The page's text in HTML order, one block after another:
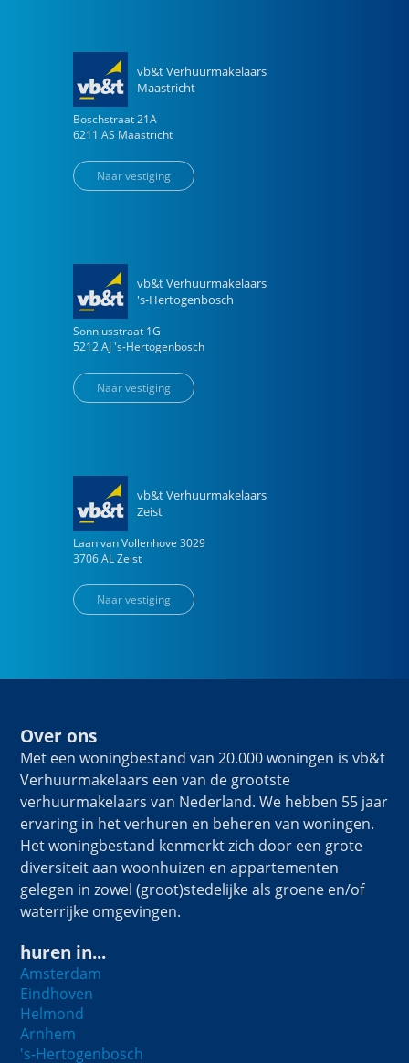
vb&t Verhuurmakelaars
Maastricht
Boschstraat 21A
6211 AS Maastricht
Naar vestiging
vb&t Verhuurmakelaars
's-Hertogenbosch
Sonniusstraat 1G
5212 AJ 's-Hertogenbosch
Naar vestiging
vb&t Verhuurmakelaars
Zeist
Laan van Vollenhove 3029
3706 AL Zeist
Naar vestiging
Over ons
Met een woningbestand van 20.000 woningen is vb&t
Verhuurmakelaars een van de grootste
verhuurmakelaars van Nederland. We hebben 55 jaar
ervaring in het verhuren en beheren van woningen.
Het woningbestand kenmerkt zich door een grote
diversiteit aan woonhuizen en appartementen
gelegen in zowel (groot)stedelijke als groene en/of
waterrijke omgevingen.
huren in...
Amsterdam
Eindhoven
Helmond
Arnhem
's-Hertogenbosch